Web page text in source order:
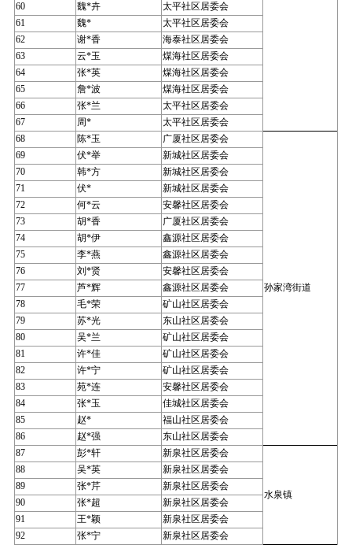
60
魏*卉
太平社区居委会
61
魏*
太平社区居委会
62
谢*香
海泰社区居委会
63
云*玉
煤海社区居委会
64
张*英
煤海社区居委会
65
詹*波
煤海社区居委会
66
张*兰
太平社区居委会
67
周*
太平社区居委会
68
陈*玉 广厦社区居委会
孙家湾街道
69 伏*举
新城社区居委会
70
韩*方
新城社区居委会
71
伏*
新城社区居委会
72
何*云
安馨社区居委会
73
胡*香
广厦社区居委会
74
胡*伊
鑫源社区居委会
75
李*燕
鑫源社区居委会
76
刘*贤
安馨社区居委会
77
芦*辉
鑫源社区居委会
78
毛*荣
矿山社区居委会
79
苏*光
东山社区居委会
80
吴*兰
矿山社区居委会
81
许*佳
矿山社区居委会
82
许*宁
矿山社区居委会
83
苑*连
安馨社区居委会
84
张*玉
佳城社区居委会
85
赵*
福山社区居委会
86
赵*强
东山社区居委会
87
彭*轩 新泉社区居委会
水泉镇
88 吴*英
新泉社区居委会
89
张*芹
新泉社区居委会
90
张*超
新泉社区居委会
91
王*颖
新泉社区居委会
92
张*宁 新泉社区居委会